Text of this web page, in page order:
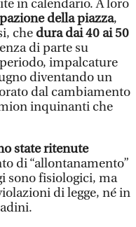
in calendario. A loro
della piazza,
che dura dai 40 ai 50
di parte su
impalcature
diventando un
dal cambiamento
inquinanti che
state ritenute
di “allontanamento”
sono fisiologici, ma
di legge, né in